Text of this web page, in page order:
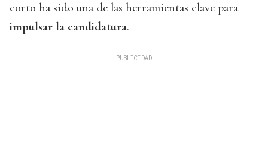
corto ha sido una de las herramientas clave para
impulsar la candidatura.